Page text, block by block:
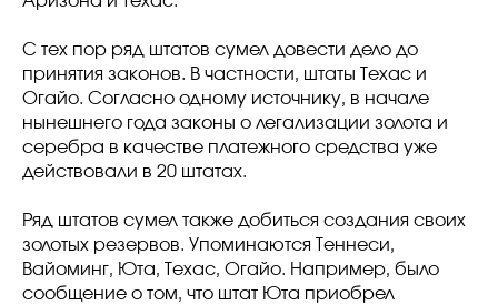
С тех пор ряд штатов сумел довести дело до
принятия законов. В частности, штаты Техас и
Огайо. Согласно одному источнику, в начале
нынешнего года законы о легализации золота и
серебра в качестве платежного средства уже
действовали в 20 штатах.
Ряд штатов сумел также добиться создания своих
золотых резервов. Упоминаются Теннеси,
Вайоминг, Юта, Техас, Огайо. Например, было
сообщение о том, что штат Юта приобрел